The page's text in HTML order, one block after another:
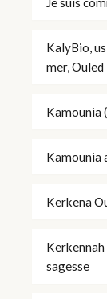
KalyBio,
mer, Ouled
Kamounia
Kamounia
Kerkena
sagesse